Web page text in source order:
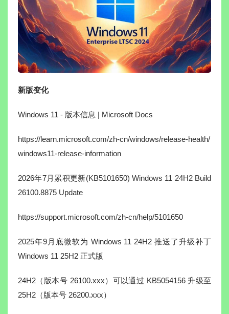
新版变化
Windows 11 - 版本信息 | Microsoft Docs
https://learn.microsoft.com/zh-cn/windows/release-health/
windows11-release-information
2026年7月累积更新(KB5101650) Windows 11 24H2 Build
26100.8875 Update
https://support.microsoft.com/zh-cn/help/5101650
2025年9月底微软为 Windows 11 24H2 推送了升级补丁
Windows 11 25H2 正式版
24H2（版本号 26100.xxx）可以通过 KB5054156 升级至
25H2（版本号 26200.xxx）